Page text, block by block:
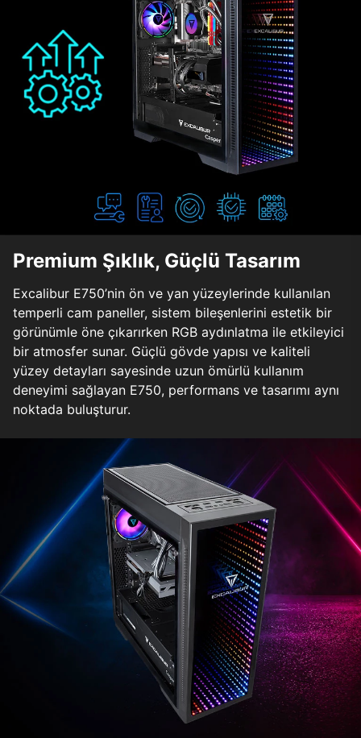
Premium Şıklık, Güçlü Tasarım
Excalibur E750’nin ön ve yan yüzeylerinde kullanılan
temperli cam paneller, sistem bileşenlerini estetik bir
görünümle öne çıkarırken RGB aydınlatma ile etkileyici
bir atmosfer sunar. Güçlü gövde yapısı ve kaliteli
yüzey detayları sayesinde uzun ömürlü kullanım
deneyimi sağlayan E750, performans ve tasarımı aynı
noktada buluşturur.